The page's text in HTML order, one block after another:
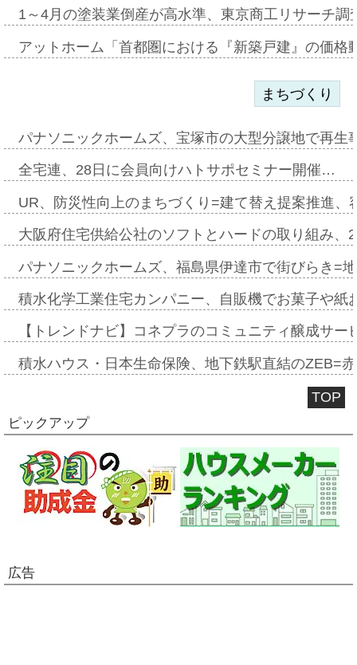
1～4月の塗装業倒産が高水準、東京商工リサーチ
アットホーム「首都圏における『新築戸建』の価
まちづくり
パナソニックホームズ、宝塚市の大型分譲地で再
全宅連、28日に会員向けハトサポセミナー開催…
UR、防災性向上のまちづくり=建て替え提案推進
大阪府住宅供給公社のソフトとハードの取り組み
パナソニックホームズ、福島県伊達市で街びらき=
積水化学工業住宅カンパニー、自販機でお菓子や
【トレンドナビ】コネプラのコミュニティ醸成サ
積水ハウス・日本生命保険、地下鉄駅直結のZEB=
TOP
ピックアップ
広告